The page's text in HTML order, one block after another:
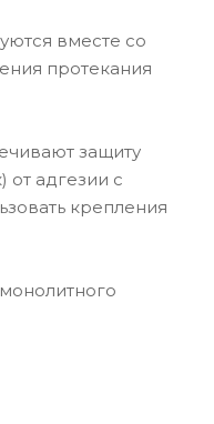
вместе со
протекания
защиту
от адгезии с
крепления